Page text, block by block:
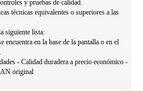
y pruebas de calidad.
técnicas equivalentes o superiores a las
siguiente lista:
encuentra en la base de la pantalla o en el
- Calidad duradera a precio económico -
original